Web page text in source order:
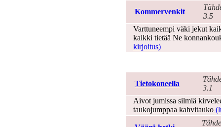
Kommervenkit
3.5
Varttuneempi väki jekut
kaikki tietää Ne
kirjoitus)
Tietokoneella
3.1
Aivot jumissa silmiä
taukojumppaa kahvitauko